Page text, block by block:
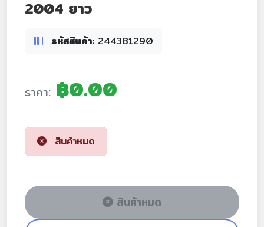
2004 ยาว
รหัสสินค้า: 244381290
ราคา: ฿0.00
สินค้าหมด
สินค้าหมด